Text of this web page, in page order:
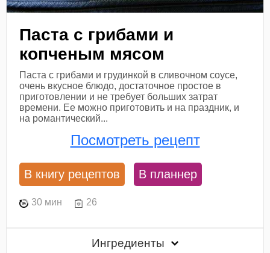
Паста с грибами и
копченым мясом
Паста с грибами и грудинкой в сливочном соусе,
очень вкусное блюдо, достаточное простое в
приготовлении и не требует больших затрат
времени. Ее можно приготовить и на праздник, и
на романтический...
Посмотреть рецепт
В книгу рецептов В планнер
30 мин 26
Ингредиенты